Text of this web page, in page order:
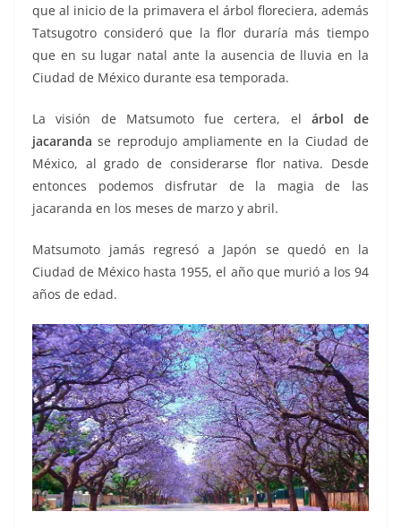
que al inicio de la primavera el árbol floreciera, además
Tatsugotro consideró que la flor duraría más tiempo
que en su lugar natal ante la ausencia de lluvia en la
Ciudad de México durante esa temporada.
La visión de Matsumoto fue certera, el árbol de
jacaranda se reprodujo ampliamente en la Ciudad de
México, al grado de considerarse flor nativa. Desde
entonces podemos disfrutar de la magia de las
jacaranda en los meses de marzo y abril.
Matsumoto jamás regresó a Japón se quedó en la
Ciudad de México hasta 1955, el año que murió a los 94
años de edad.